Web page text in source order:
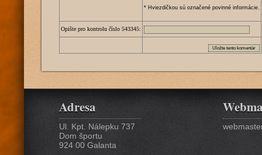
* Hviezdičkou sú označené povinné informácie.
Opište pro kontrolu číslo 543345:
Adresa
Ul. Kpt. Nálepku 737
Dom športu
924 00 Galanta